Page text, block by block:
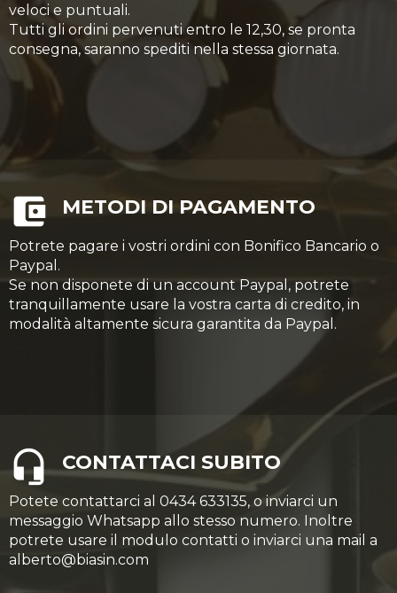
veloci e puntuali.
Tutti gli ordini pervenuti entro le 12,30, se pronta
consegna, saranno spediti nella stessa giornata.
METODI DI PAGAMENTO
Potrete pagare i vostri ordini con Bonifico Bancario o
Paypal.
Se non disponete di un account Paypal, potrete
tranquillamente usare la vostra carta di credito, in
modalità altamente sicura garantita da Paypal.
CONTATTACI SUBITO
Potete contattarci al 0434 633135, o inviarci un
messaggio Whatsapp allo stesso numero. Inoltre
potrete usare il modulo contatti o inviarci una mail a
alberto@biasin.com